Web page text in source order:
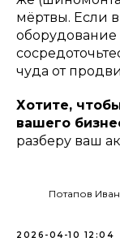
мёртвы. Если
оборудование
чуда от
Хотите,
вашего
разберу ваш
Потапов Иван
2026-04-10 12:04